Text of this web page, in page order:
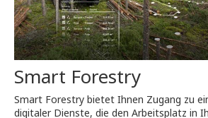
Smart Forestry
Smart Forestry bietet Ihnen Zugang zu
digitaler Dienste, die den Arbeitsplatz in